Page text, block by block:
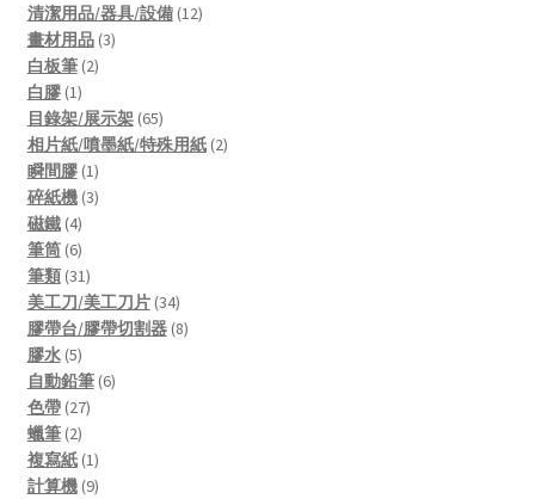
products
清潔用品/器具/設備 1212
畫材用品 33
白板筆 22
白膠 11
product
目錄架/展示架 6565
products
相片紙/噴墨紙/特殊用紙 22
瞬間膠 11
product
碎紙機 33
磁鐵 44
products
筆筒 66
products
筆類 3131
products
美工刀/美工刀片 3434
products
膠帶台/膠帶切割器 88
膠水 55
products
自動鉛筆 66
色帶 2727
蠟筆 22
products
複寫紙 11
product
計算機 99